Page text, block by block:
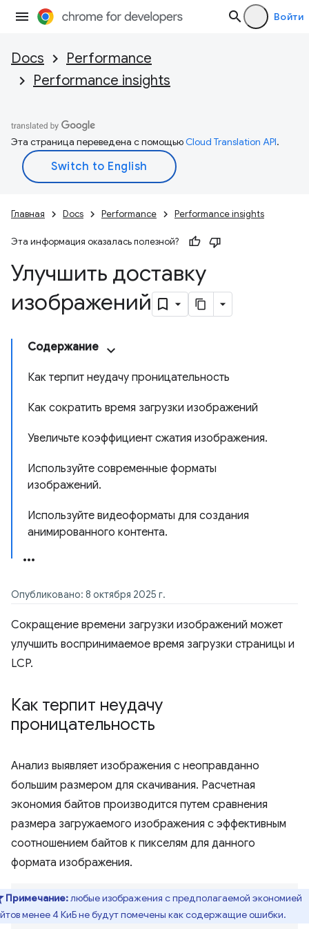
Войти
Docs
Performance
Performance insights
Эта страница переведена с помощьюCloud Translation API.
Главная Docs Performance Performance insights
Эта информация оказалась полезной?
Улучшить доставку
изображений
Содержание
Как терпит неудачу проницательность
Как сократить время загрузки изображений
Увеличьте коэффициент сжатия изображения.
Используйте современные форматы
изображений.
Используйте видеоформаты для создания
анимированного контента.
Опубликовано: 8 октября 2025 г.
Сокращение времени загрузки изображений может
улучшить воспринимаемое время загрузки страницы и
LCP.
Как терпит неудачу
проницательность
Анализ выявляет изображения с неоправданно
большим размером для скачивания. Расчетная
экономия байтов производится путем сравнения
размера загружаемого изображения с эффективным
соотношением байтов к пикселям для данного
формата изображения.
Примечание:любые изображения с предполагаемой экономией
менее 4 КиБ не будут помечены как содержащие ошибки.